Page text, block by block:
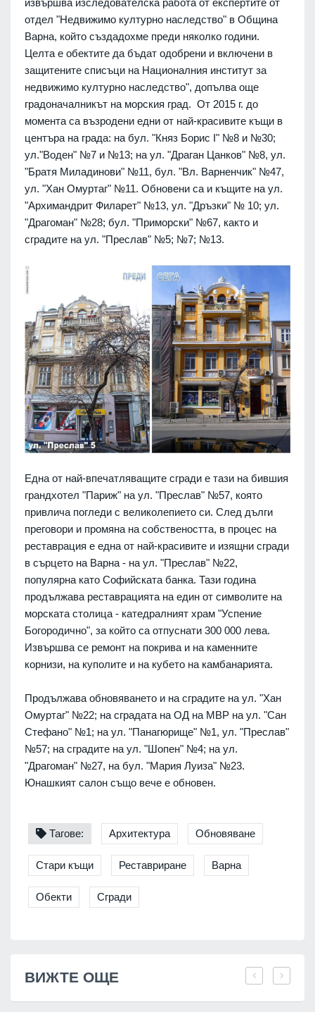
извършва изследователска работа от експертите от
отдел "Недвижимо културно наследство" в Община
Варна, който създадохме преди няколко години.
Целта е обектите да бъдат одобрени и включени в
защитените списъци на Националния институт за
недвижимо културно наследство", допълва още
градоначалникът на морския град. От 2015 г. до
момента са възродени едни от най-красивите къщи в
центъра на града: на бул. "Княз Борис І" №8 и №30;
ул."Воден" №7 и №13; на ул. "Драган Цанков" №8, ул.
"Братя Миладинови" №11, бул. "Вл. Варненчик" №47,
ул. "Хан Омуртаг" №11. Обновени са и къщите на ул.
"Архимандрит Филарет" №13, ул. "Дръзки" № 10; ул.
"Драгоман" №28; бул. "Приморски" №67, както и
сградите на ул. "Преслав" №5; №7; №13.
Една от най-впечатляващите сгради е тази на бившия
грандхотел "Париж" на ул. "Преслав" №57, която
привлича погледи с великолепието си. След дълги
преговори и промяна на собствеността, в процес на
реставрация е една от най-красивите и изящни сгради
в сърцето на Варна - на ул. "Преслав" №22,
популярна като Софийската банка. Тази година
продължава реставрацията на един от символите на
морската столица - катедралният храм "Успение
Богородично", за който са отпуснати 300 000 лева.
Извършва се ремонт на покрива и на каменните
корнизи, на куполите и на кубето на камбанарията.
Продължава обновяването и на сградите на ул. "Хан
Омуртаг" №22; на сградата на ОД на МВР на ул. "Сан
Стефано" №1; на ул. "Панагюрище" №1, ул. "Преслав"
№57; на сградите на ул. "Шопен" №4; на ул.
"Драгоман" №27, на бул. "Мария Луиза" №23.
Юнашкият салон също вече е обновен.
Тагове: Архитектура Обновяване
Стари къщи Реставриране Варна
Обекти Сгради
ВИЖТЕ ОЩЕ